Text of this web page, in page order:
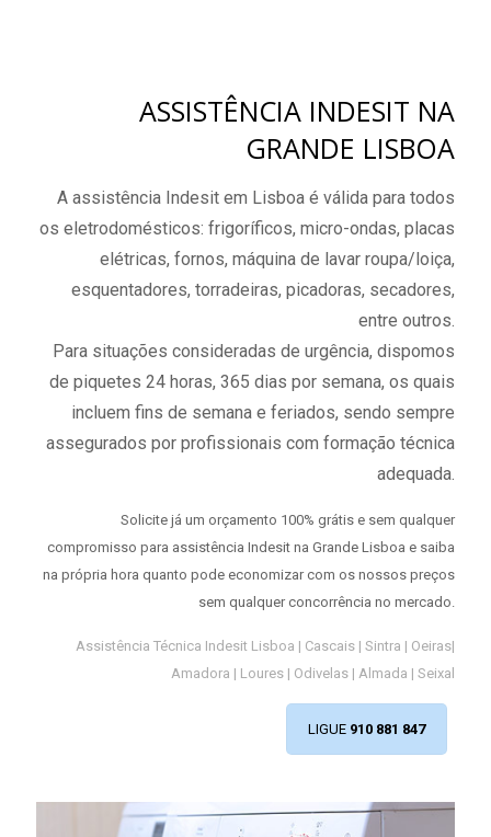
ASSISTÊNCIA INDESIT NA
GRANDE LISBOA
A assistência Indesit em Lisboa é válida para todos
os eletrodomésticos: frigoríficos, micro-ondas, placas
elétricas, fornos, máquina de lavar roupa/loiça,
esquentadores, torradeiras, picadoras, secadores,
entre outros.
Para situações consideradas de urgência, dispomos
de piquetes 24 horas, 365 dias por semana, os quais
incluem fins de semana e feriados, sendo sempre
assegurados por profissionais com formação técnica
adequada.
Solicite já um orçamento 100% grátis e sem qualquer
compromisso para assistência Indesit na Grande Lisboa e saiba
na própria hora quanto pode economizar com os nossos preços
sem qualquer concorrência no mercado.
Assistência Técnica Indesit Lisboa | Cascais | Sintra | Oeiras|
Amadora | Loures | Odivelas | Almada | Seixal
LIGUE 910 881 847